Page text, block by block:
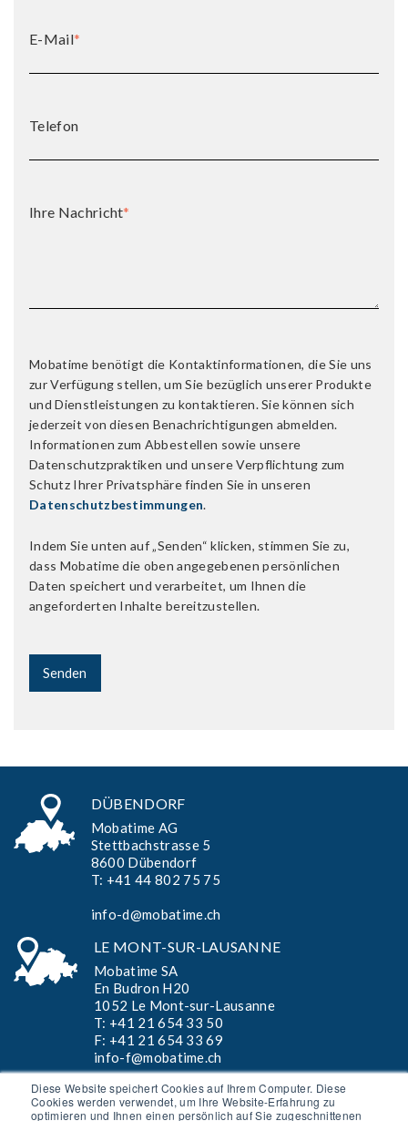
Diese Website speichert Cookies auf Ihrem Computer. Diese
Cookies werden verwendet, um Ihre Website-Erfahrung zu
optimieren und Ihnen einen persönlich auf Sie zugeschnittenen
E-Mail*
Telefon
Ihre Nachricht*
Mobatime benötigt die Kontaktinformationen, die Sie uns
zur Verfügung stellen, um Sie bezüglich unserer Produkte
und Dienstleistungen zu kontaktieren. Sie können sich
jederzeit von diesen Benachrichtigungen abmelden.
Informationen zum Abbestellen sowie unsere
Datenschutzpraktiken und unsere Verpflichtung zum
Schutz Ihrer Privatsphäre finden Sie in unseren
Datenschutzbestimmungen.
Indem Sie unten auf „Senden“ klicken, stimmen Sie zu,
dass Mobatime die oben angegebenen persönlichen
Daten speichert und verarbeitet, um Ihnen die
angeforderten Inhalte bereitzustellen.
DÜBENDORF
Mobatime AG
Stettbachstrasse 5
8600 Dübendorf
T: +41 44 802 75 75
info-d@mobatime.ch
LE MONT-SUR-LAUSANNE
Mobatime SA
En Budron H20
1052 Le Mont-sur-Lausanne
T: +41 21 654 33 50
F: +41 21 654 33 69
info-f@mobatime.ch